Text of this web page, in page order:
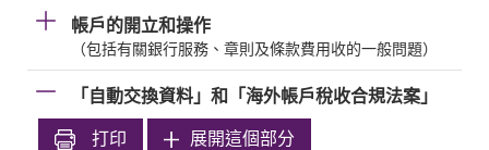
帳戶的開立和操作
（包括有關銀行服務、章則及條款費用收的一般問題）
「自動交換資料」和「海外帳戶稅收合規法案」
打印 展開這個部分